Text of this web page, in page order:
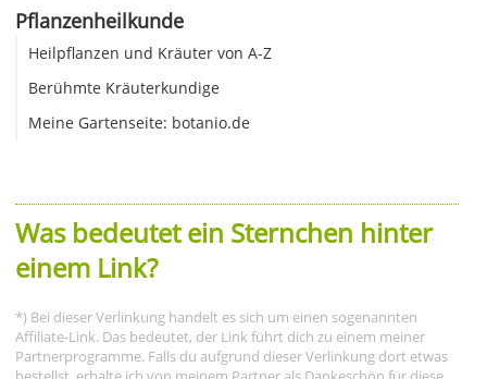
Pflanzenheilkunde
Heilpflanzen und Kräuter von A-Z
Berühmte Kräuterkundige
Meine Gartenseite: botanio.de
Was bedeutet ein Sternchen hinter
einem Link?
*) Bei dieser Verlinkung handelt es sich um einen sogenannten
Affiliate-Link. Das bedeutet, der Link führt dich zu einem meiner
Partnerprogramme. Falls du aufgrund dieser Verlinkung dort etwas